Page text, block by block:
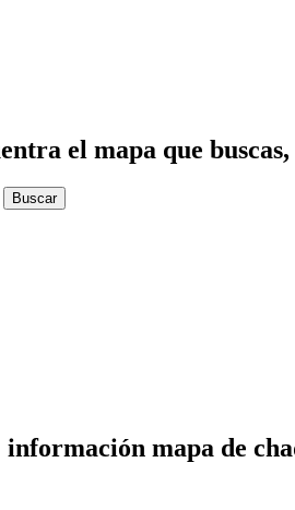
el mapa que
información mapa de